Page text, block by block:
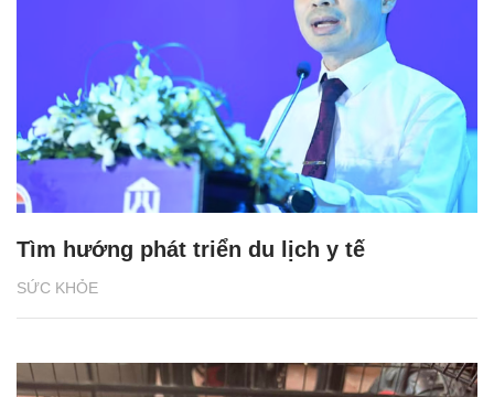
SỨC KHỎE
Tìm hướng phát triển du lịch y tế